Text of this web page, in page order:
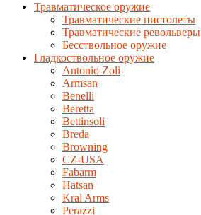
Травматическое оружие
Травматические пистолеты
Травматические револьверы
Бесствольное оружие
Гладкоствольное оружие
Antonio Zoli
Armsan
Benelli
Beretta
Bettinsoli
Breda
Browning
CZ-USA
Fabarm
Hatsan
Kral Arms
Perazzi